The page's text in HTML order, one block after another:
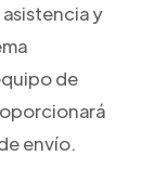
y
de
envío.